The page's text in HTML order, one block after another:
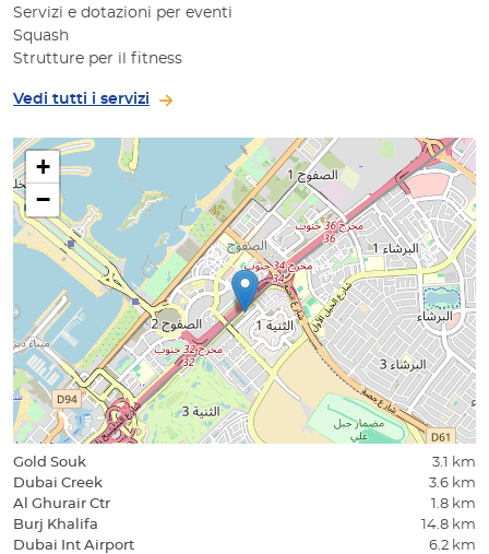
Servizi e dotazioni per eventi
Squash
Strutture per il fitness
Vedi tutti i servizi
+
−
Gold Souk
3.1 km
Dubai Creek
3.6 km
Al Ghurair Ctr
1.8 km
Burj Khalifa
14.8 km
Dubai Int Airport
6.2 km